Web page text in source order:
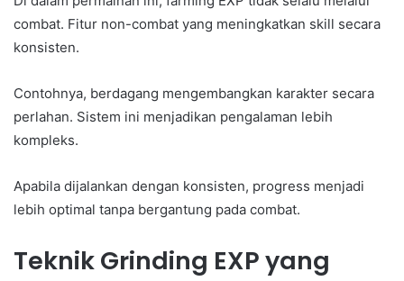
combat. Fitur non-combat yang meningkatkan skill secara
konsisten.
Contohnya, berdagang mengembangkan karakter secara
perlahan. Sistem ini menjadikan pengalaman lebih
kompleks.
Apabila dijalankan dengan konsisten, progress menjadi
lebih optimal tanpa bergantung pada combat.
Teknik Grinding EXP yang